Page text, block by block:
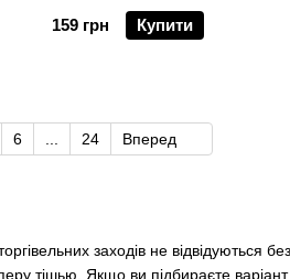
заходів не відвідуються
тішью. Якщо ви підбираєте
159 грн
Купити
6 24 Вперед